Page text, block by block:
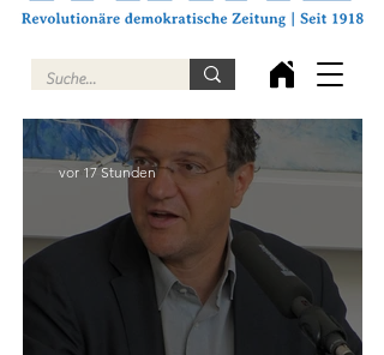
vor 17 Stunden